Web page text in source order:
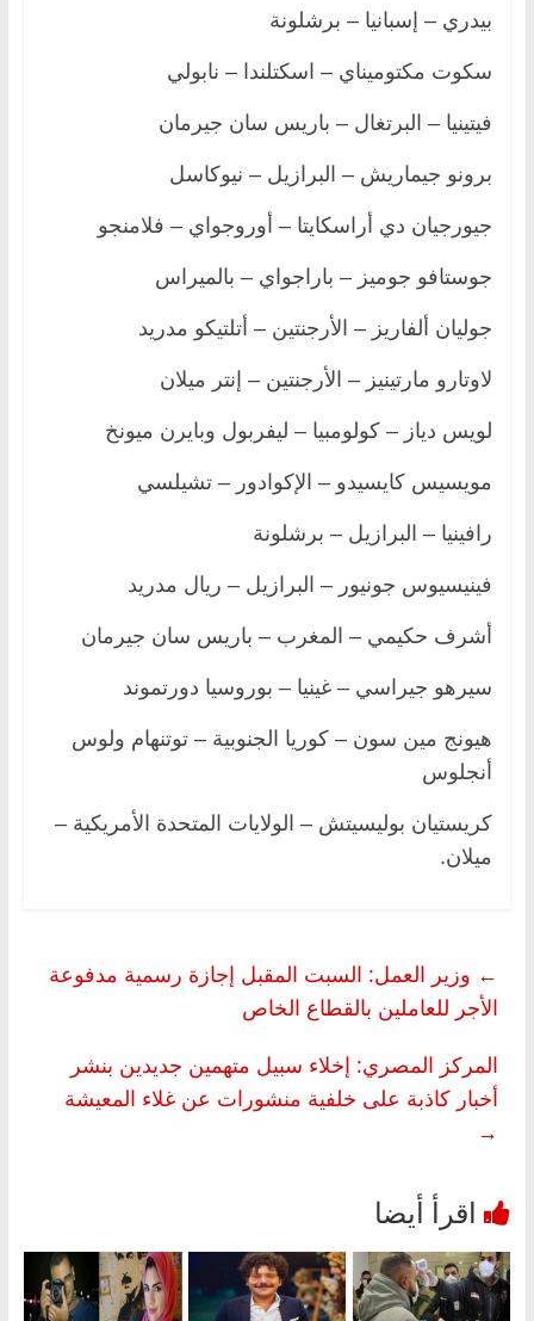
بيدري – إسبانيا – برشلونة
سكوت مكتوميناي – اسكتلندا – نابولي
فيتينيا – البرتغال – باريس سان جيرمان
برونو جيماريش – البرازيل – نيوكاسل
جيورجيان دي أراسكايتا – أوروجواي – فلامنجو
جوستافو جوميز – باراجواي – بالميراس
جوليان ألفاريز – الأرجنتين – أتلتيكو مدريد
لاوتارو مارتينيز – الأرجنتين – إنتر ميلان
لويس دياز – كولومبيا – ليفربول وبايرن ميونخ
مويسيس كايسيدو – الإكوادور – تشيلسي
رافينيا – البرازيل – برشلونة
فينيسيوس جونيور – البرازيل – ريال مدريد
أشرف حكيمي – المغرب – باريس سان جيرمان
سيرهو جيراسي – غينيا – بوروسيا دورتموند
هيونج مين سون – كوريا الجنوبية – توتنهام ولوس
أنجلوس
كريستيان بوليسيتش – الولايات المتحدة الأمريكية –
ميلان.
← وزير العمل: السبت المقبل إجازة رسمية مدفوعة
الأجر للعاملين بالقطاع الخاص
المركز المصري: إخلاء سبيل متهمين جديدين بنشر
أخبار كاذبة على خلفية منشورات عن غلاء المعيشة
→